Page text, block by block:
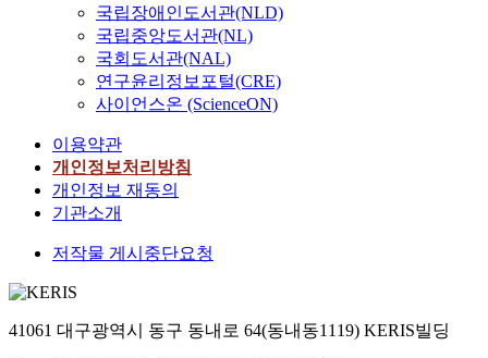
국립장애인도서관(NLD)
국립중앙도서관(NL)
국회도서관(NAL)
연구윤리정보포털(CRE)
사이언스온 (ScienceON)
이용약관
개인정보처리방침
개인정보 재동의
기관소개
저작물 게시중단요청
41061 대구광역시 동구 동내로 64(동내동1119) KERIS빌딩